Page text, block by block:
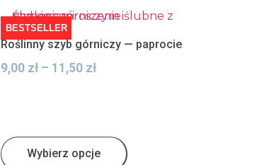
BESTSELLER
Roślinny szyb górniczy — paprocie
9,00 zł – 11,50 zł
Wybierz opcje